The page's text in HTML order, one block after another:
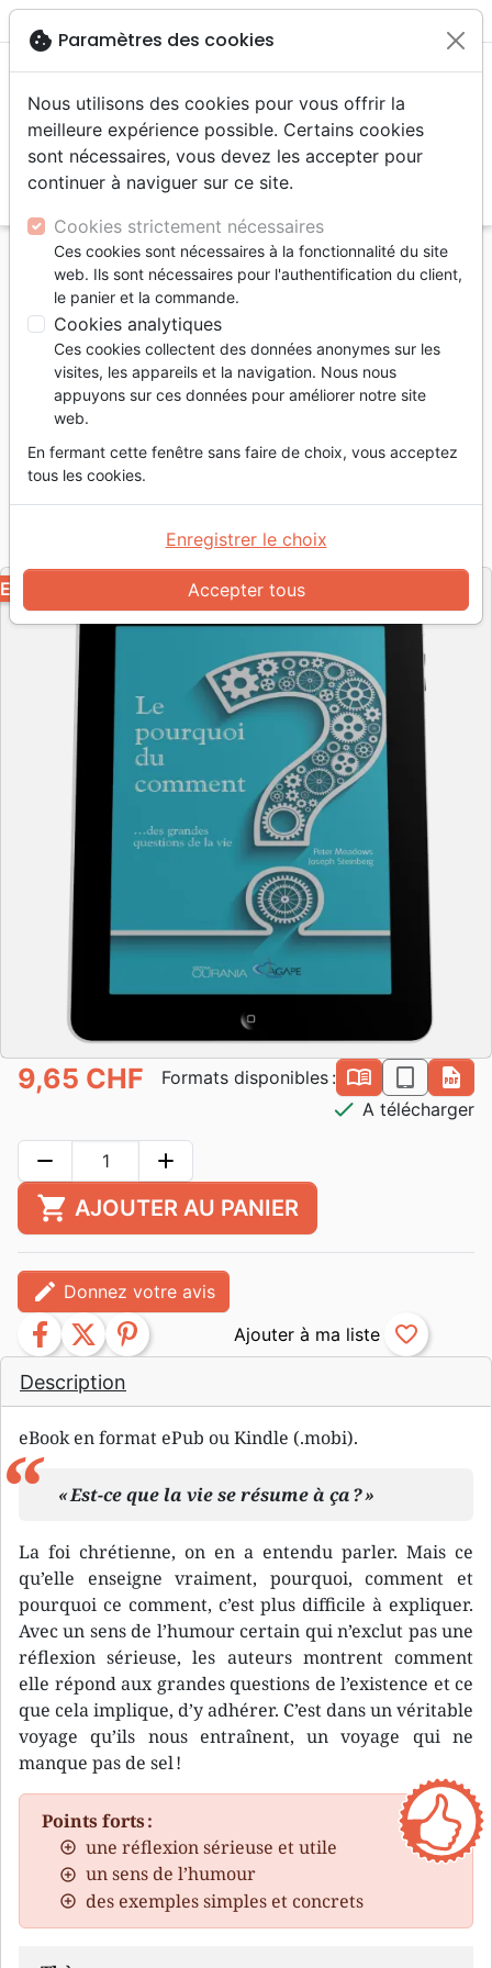
menu
Accueil Livres
Evangelisation
Livres d'évangélisation
Pourquoi du comment... des grandes questions de
la vie (Le) - Ebook
Le pourquoi du comment... des
grandes questions de la vie
Ebook
Auteur :Peter Meadows
Description
eBook en format ePub ou Kindle (.mobi).
« Est-ce que la vie se résume à ça ? »
La foi chrétienne, on en a entendu parler. Mais ce
qu’elle enseigne vraiment, pourquoi, comment et
pourquoi ce comment, c’est plus difficile à expliquer.
Avec un sens de l’humour certain qui n’exclut pas une
réflexion sérieuse, les auteurs montrent comment
elle répond aux grandes questions de l’existence et ce
que cela implique, d’y adhérer. C’est dans un véritable
voyage qu’ils nous entraînent, un voyage qui ne
manque pas de sel !
Points forts :
une réflexion sérieuse et utile
un sens de l’humour
des exemples simples et concrets
EPUB
9,65 CHF Formats disponibles : book_open epub
pdf
check A télécharger
remove add
shopping_cart AJOUTER AU PANIER
edit Donnez votre avis
facebook twitter pinterest favorite_border
cookie Paramètres des cookies
Nous utilisons des cookies pour vous offrir la
meilleure expérience possible. Certains cookies
sont nécessaires, vous devez les accepter pour
continuer à naviguer sur ce site.
Cookies strictement nécessaires
Ces cookies sont nécessaires à la fonctionnalité du site
web. Ils sont nécessaires pour l'authentification du client,
le panier et la commande.
Cookies analytiques
Ces cookies collectent des données anonymes sur les
visites, les appareils et la navigation. Nous nous
appuyons sur ces données pour améliorer notre site
web.
En fermant cette fenêtre sans faire de choix, vous acceptez
tous les cookies.
Accepter tous
Enregistrer le choix